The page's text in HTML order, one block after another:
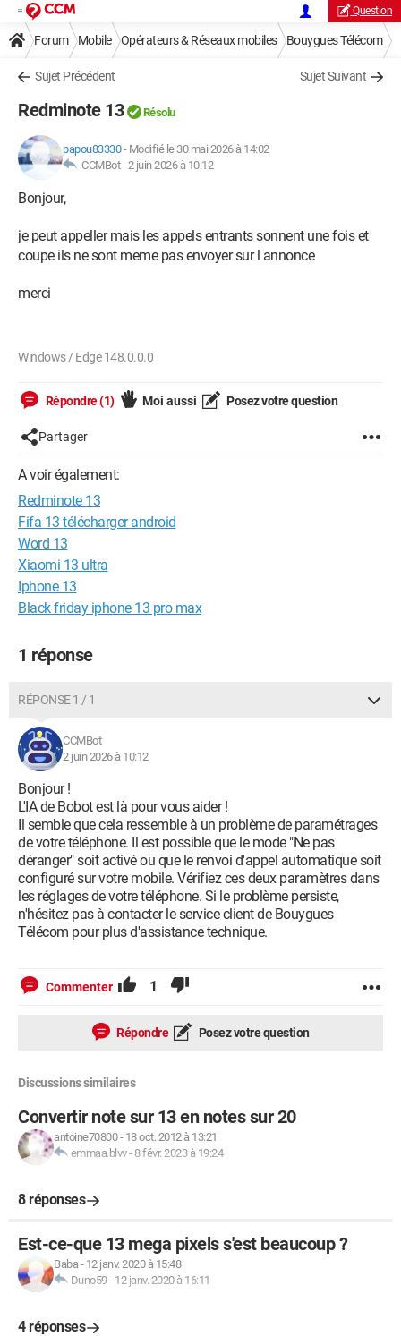
Question
Forum Mobile Opérateurs & Réseaux mobiles Bouygues Télécom
Sujet Précédent Sujet Suivant
Redminote 13 Résolu
papou83330- Modifié le 30 mai 2026 à 14:02
CCMBot -2 juin 2026 à 10:12
Bonjour,
je peut appeller mais les appels entrants sonnent une fois et
coupe ils ne sont meme pas envoyer sur l annonce
merci
Windows / Edge 148.0.0.0
Répondre (1) Moi aussi Posez votre question
Partager
A voir également:
Redminote 13
Fifa 13 télécharger android
Word 13
Xiaomi 13 ultra
Iphone 13
Black friday iphone 13 pro max
1 réponse
RÉPONSE 1 / 1
CCMBot
2 juin 2026 à 10:12
Bonjour !
L'IA de Bobot est là pour vous aider !
Il semble que cela ressemble à un problème de paramétrages
de votre téléphone. Il est possible que le mode "Ne pas
déranger" soit activé ou que le renvoi d'appel automatique soit
configuré sur votre mobile. Vérifiez ces deux paramètres dans
les réglages de votre téléphone. Si le problème persiste,
n'hésitez pas à contacter le service client de Bouygues
Télécom pour plus d'assistance technique.
Commenter 1
Répondre Posez votre question
Discussions similaires
Convertir note sur 13 en notes sur 20
antoine70800- 18 oct. 2012 à 13:21
emmaa.blvv- 8 févr. 2023 à 19:24
8 réponses
Est-ce-que 13 mega pixels s'est beaucoup ?
Baba- 12 janv. 2020 à 15:48
Duno59- 12 janv. 2020 à 16:11
4 réponses